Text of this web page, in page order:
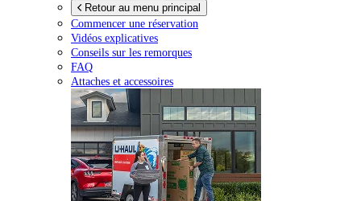
Retour au menu principal
Commencer une réservation
Vidéos explicatives
Conseils sur les remorques
FAQ
Attaches et accessoires